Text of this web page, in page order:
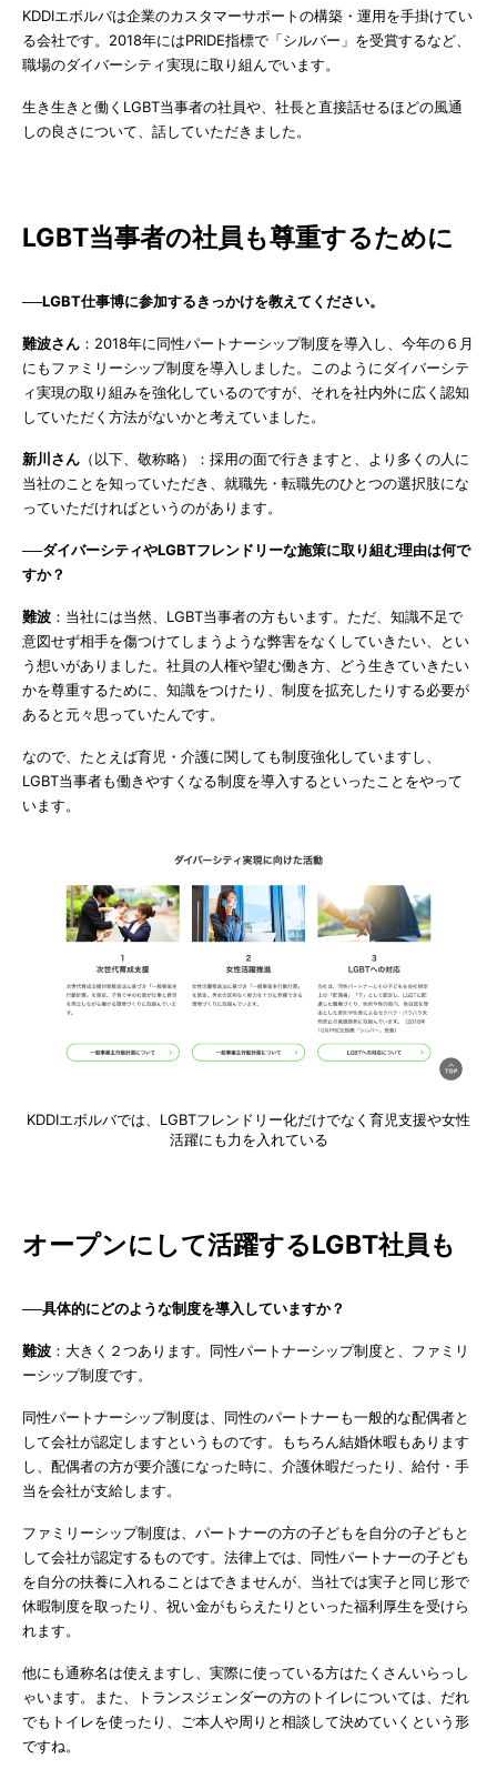
KDDIエボルバは企業のカスタマーサポートの構築・運用を手掛けてい
る会社です。2018年にはPRIDE指標で「シルバー」を受賞するなど、
職場のダイバーシティ実現に取り組んでいます。
生き生きと働くLGBT当事者の社員や、社長と直接話せるほどの風通
しの良さについて、話していただきました。
LGBT当事者の社員も尊重するために
──LGBT仕事博に参加するきっかけを教えてください。
難波さん ：2018年に同性パートナーシップ制度を導入し、今年の６月
にもファミリーシップ制度を導入しました。このようにダイバーシテ
ィ実現の取り組みを強化しているのですが、それを社内外に広く認知
していただく方法がないかと考えていました。
新川さん （以下、敬称略）：採用の面で行きますと、より多くの人に
当社のことを知っていただき、就職先・転職先のひとつの選択肢にな
っていただければというのがあります。
──ダイバーシティやLGBTフレンドリーな施策に取り組む理由は何で
すか？
難波 ：当社には当然、LGBT当事者の方もいます。ただ、知識不足で
意図せず相手を傷つけてしまうような弊害をなくしていきたい、とい
う想いがありました。社員の人権や望む働き方、どう生きていきたい
かを尊重するために、知識をつけたり、制度を拡充したりする必要が
あると元々思っていたんです。
なので、たとえば育児・介護に関しても制度強化していますし、
LGBT当事者も働きやすくなる制度を導入するといったことをやって
います。
KDDIエボルバでは、LGBTフレンドリー化だけでなく育児支援や女性
活躍にも力を入れている
オープンにして活躍するLGBT社員も
──具体的にどのような制度を導入していますか？
難波 ：大きく２つあります。同性パートナーシップ制度と、ファミリ
ーシップ制度です。
同性パートナーシップ制度は、同性のパートナーも一般的な配偶者と
して会社が認定しますというものです。もちろん結婚休暇もあります
し、配偶者の方が要介護になった時に、介護休暇だったり、給付・手
当を会社が支給します。
ファミリーシップ制度は、パートナーの方の子どもを自分の子どもと
して会社が認定するものです。法律上では、同性パートナーの子ども
を自分の扶養に入れることはできませんが、当社では実子と同じ形で
休暇制度を取ったり、祝い金がもらえたりといった福利厚生を受けら
れます。
他にも通称名は使えますし、実際に使っている方はたくさんいらっし
ゃいます。また、トランスジェンダーの方のトイレについては、だれ
でもトイレを使ったり、ご本人や周りと相談して決めていくという形
ですね。